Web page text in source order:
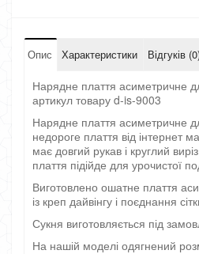
Опис Характеристики Відгуків
Нарядне плаття асиметричне
артикул товару d-is-9003
Нарядне плаття асиметричне
недороге плаття від інтернет
має довгий рукав і круглий
плаття підійде для урочистої
Виготовлено ошатне плаття
із креп дайвінгу і поєднання
Сукня виготовляється під
На нашій моделі одягнений